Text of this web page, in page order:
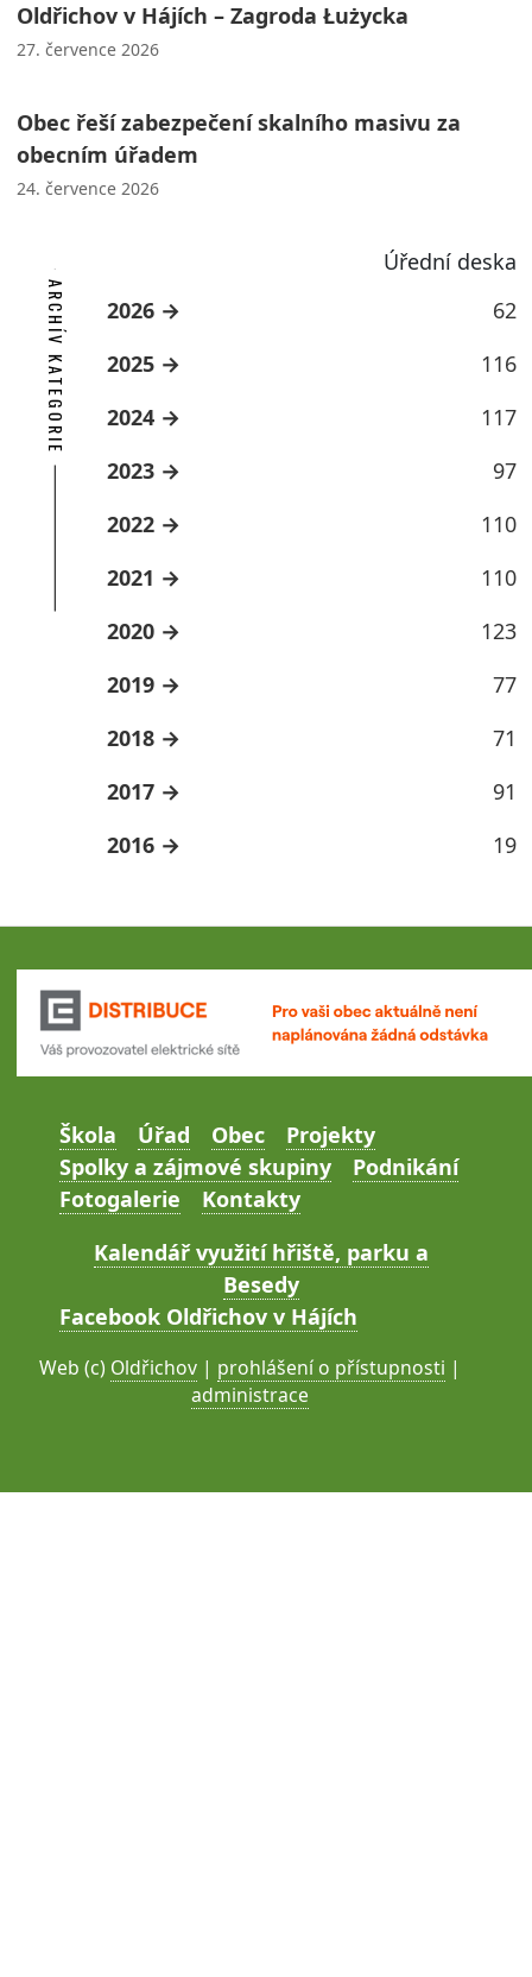
Oldřichov v Hájích – Zagroda Łużycka
27. července 2026
Obec řeší zabezpečení skalního masivu za
obecním úřadem
24. července 2026
Úřední deska
ARCHÍV KATEGORIE 2026
62
2025
116
2024
117
2023
97
2022
110
2021
110
2020
123
2019
77
2018
71
2017
91
2016
19
Škola Úřad Obec
Projekty
Spolky a zájmové skupiny
Podnikání
Fotogalerie
Kontakty
Kalendář využití hřiště, parku a
Besedy
Facebook Oldřichov v Hájích
Web (c) Oldřichov | prohlášení o přístupnosti |
administrace